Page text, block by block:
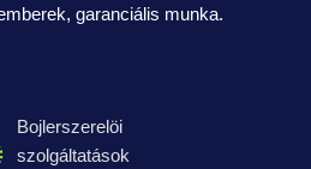
garanciális munka.
Bojlerszerelöi
szolgáltatások